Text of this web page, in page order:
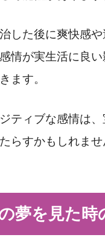
した後に爽快感や
情が実生活に良
ます。
ティブな感情は
らすかもしれませ
夢を見た時